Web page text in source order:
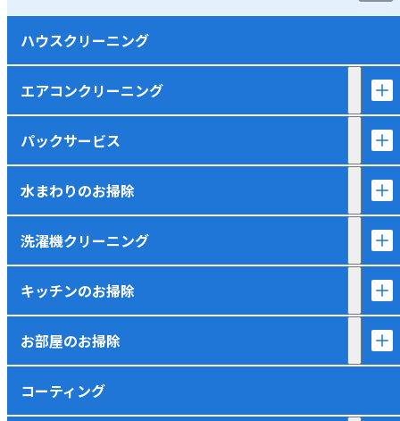
ハウスクリーニング
エアコンクリーニング
パックサービス
水まわりのお掃除
洗濯機クリーニング
キッチンのお掃除
お部屋のお掃除
コーティング